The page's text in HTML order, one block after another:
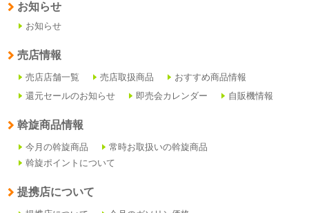
お知らせ
お知らせ
売店情報
売店店舗一覧 売店取扱商品
おすすめ商品情報
還元セールのお知らせ
即売会カレンダー 自販機情報
斡旋商品情報
今月の斡旋商品
常時お取扱いの斡旋商品
斡旋ポイントについて
提携店について